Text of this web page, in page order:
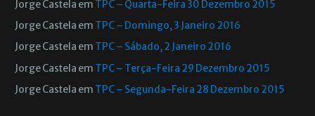
Jorge Castela em TPC – Quarta-Feira 30 Dezembro 2015
Jorge Castela em TPC – Domingo, 3 Janeiro 2016
Jorge Castela em TPC – Sábado, 2 Janeiro 2016
Jorge Castela em TPC – Terça-Feira 29 Dezembro 2015
Jorge Castela em TPC – Segunda-Feira 28 Dezembro 2015